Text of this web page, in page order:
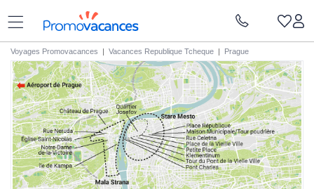
Voyages Promovacances | Vacances Republique Tcheque | Prague